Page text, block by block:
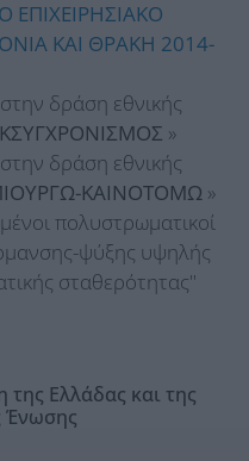
ΚΑΙ ΘΡΑΚΗ 2014-
δράση εθνικής
»
δράση εθνικής
ΚΑΙΝΟΤΟΜΩ »
πολυστρωματικοί
ψύξης υψηλής
σταθερότητας"
Ελλάδας και της
Ένωσης